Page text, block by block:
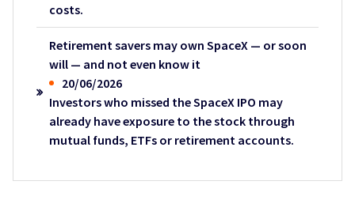
costs.
Retirement savers may own SpaceX — or soon
will — and not even know it
20/06/2026
Investors who missed the SpaceX IPO may
already have exposure to the stock through
mutual funds, ETFs or retirement accounts.